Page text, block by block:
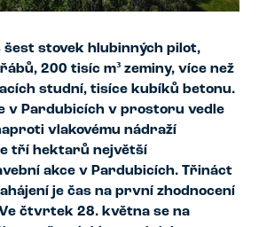
šest stovek hlubinných pilot,
200 tisíc m³ zeminy, více než
studní, tisíce kubíků betonu.
v Pardubicích v prostoru vedle
vlakovému nádraží
tří hektarů největší
akce v Pardubicích. Třináct
je čas na první zhodnocení
čtvrtek 28. května se na